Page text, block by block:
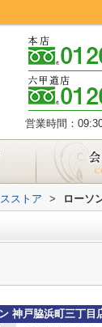
営業時間：
ストア > ローソ
神戸脇浜町三丁目